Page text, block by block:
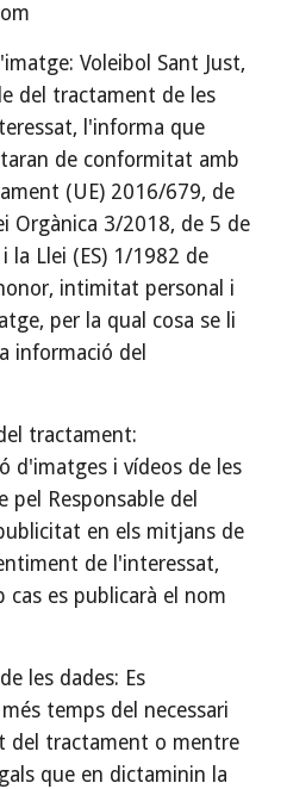
Voleibol Sant Just,
del tractament de les
l'informa que
de conformitat amb
(UE) 2016/679, de
Orgànica 3/2018, de 5 de
la Llei (ES) 1/1982 de
intimitat personal i
per la qual cosa se li
informació del
tractament:
d'imatges i vídeos de les
Responsable del
en els mitjans de
de l'interessat,
cas es publicarà el nom
les dades: Es
temps del necessari
del tractament o mentre
que en dictaminin la